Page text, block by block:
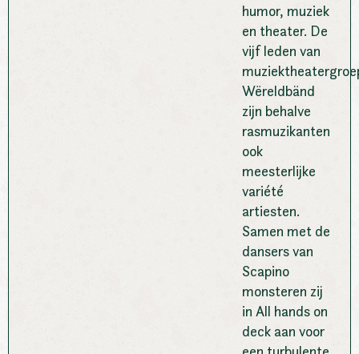
humor, muziek
en theater. De
vijf leden van
Wëreldbänd
zijn behalve
rasmuzikanten
ook
meesterlijke
variété
artiesten.
Samen met de
dansers van
Scapino
monsteren zij
in All hands on
deck aan voor